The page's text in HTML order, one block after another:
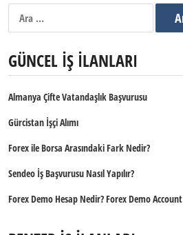
GÜNCEL İŞ İLANLARI
Almanya Çifte Vatandaşlık Başvurusu
Gürcistan İşçi Alımı
Forex ile Borsa Arasındaki Fark Nedir?
Sendeo İş Başvurusu Nasıl Yapılır?
Forex Demo Hesap Nedir? Forex Demo Account